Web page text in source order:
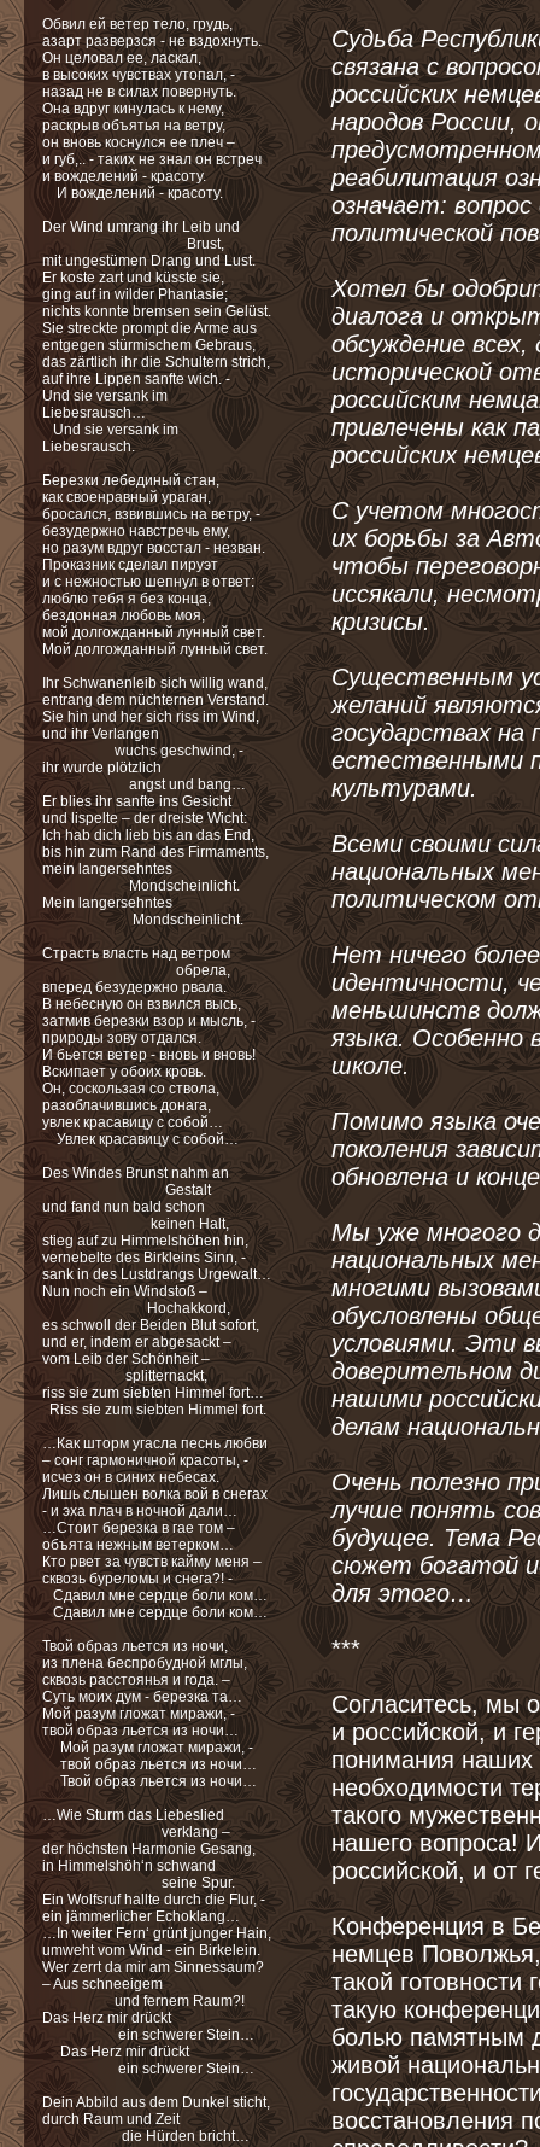
Судьба
связана с
российских
народов России,
реабилитация
означает:
политической
Хотел бы
диалога и
обсуждение
исторической
российским
привлечены как
российских
С учетом
их борьбы за
чтобы
иссякали,
кризисы.
Существенным
желаний
государствах
естественными
культурами.
Всеми своими
национальных
политическом
Нет ничего
идентичности,
меньшинств
языка. Особенно
школе.
Помимо языка
поколения
обновлена и
Мы уже многого
национальных
многими
обусловлены
условиями. Эти
доверительном
нашими
делам
Очень полезно
лучше понять
будущее. Тема
сюжет богатой
для этого…
***
Согласитесь, мы
и российской, и
понимания наших
необходимости
такого
нашего вопроса!
российской, и от
Конференция в
немцев
такой
такую
болью памятным
живой
восстановления
Обвил ей ветер тело, грудь,
азарт разверзся - не вздохнуть.
Он целовал ее, ласкал,
в высоких чувствах утопал, -
назад не в силах повернуть.
Она вдруг кинулась к нему,
раскрыв объятья на ветру,
он вновь коснулся ее плеч –
и губ,.. - таких не знал он встреч
и вожделений - красоту.
И вожделений - красоту.
Der Wind umrang ihr Leib und
Brust,
mit ungestümen Drang und Lust.
Er koste zart und küsste sie,
ging auf in wilder Phantasie;
nichts konnte bremsen sein Gelüst.
Sie streckte prompt die Arme aus
entgegen stürmischem Gebraus,
das zärtlich ihr die Schultern strich,
auf ihre Lippen sanfte wich. -
Und sie versank im
Liebesrausch…
Und sie versank im
Liebesrausch.
Березки лебединый стан,
как своенравный ураган,
бросался, взвившись на ветру, -
безудержно навстречь ему,
но разум вдруг восстал - незван.
Проказник сделал пируэт
и с нежностью шепнул в ответ:
люблю тебя я без конца,
бездонная любовь моя,
мой долгожданный лунный свет.
Мой долгожданный лунный свет.
Ihr Schwanenleib sich willig wand,
entrang dem nüchternen Verstand.
Sie hin und her sich riss im Wind,
und ihr Verlangen
wuchs geschwind, -
ihr wurde plötzlich
angst und bang…
Er blies ihr sanfte ins Gesicht
und lispelte – der dreiste Wicht:
Ich hab dich lieb bis an das End,
bis hin zum Rand des Firmaments,
mein langersehntes
Mondscheinlicht.
Mein langersehntes
Mondscheinlicht.
Страсть власть над ветром
обрела,
вперед безудержно рвала.
В небесную он взвился высь,
затмив березки взор и мысль, -
природы зову отдался.
И бьется ветер - вновь и вновь!
Вскипает у обоих кровь.
Он, соскользая со ствола,
разоблачившись донага,
увлек красавицу с собой…
Увлек красавицу с собой…
Des Windes Brunst nahm an
Gestalt
und fand nun bald schon
keinen Halt,
stieg auf zu Himmelshöhen hin,
vernebelte des Birkleins Sinn, -
sank in des Lustdrangs Urgewalt…
Nun noch ein Windstoß –
Hochakkord,
es schwoll der Beiden Blut sofort,
und er, indem er abgesackt –
vom Leib der Schönheit –
splitternackt,
riss sie zum siebten Himmel fort…
Riss sie zum siebten Himmel fort.
…Как шторм угасла песнь любви
– сонг гармоничной красоты, -
исчез он в синих небесах.
Лишь слышен волка вой в снегах
- и эха плач в ночной дали…
…Стоит березка в гае том –
объята нежным ветерком…
Кто рвет за чувств кайму меня –
cквозь буреломы и снега?! -
Сдавил мне сердце боли ком…
Сдавил мне сердце боли ком…
Твой образ льется из ночи,
из плена беспробудной мглы,
cквозь расстоянья и года. –
Cуть моих дум - березка та…
Мой разум гложат миражи, -
твой образ льется из ночи…
Мой разум гложат миражи, -
твой образ льется из ночи…
Твой образ льется из ночи…
…Wie Sturm das Liebeslied
verklang –
der höchsten Harmonie Gesang,
in Himmelshöh‘n schwand
seine Spur.
Ein Wolfsruf hallte durch die Flur, -
ein jämmerlicher Echoklang…
…In weiter Fern‘ grünt junger Hain,
umweht vom Wind - ein Birkelein.
Wer zerrt da mir am Sinnessaum?
– Aus schneeigem
und fernem Raum?!
Das Herz mir drückt
ein schwerer Stein…
Das Herz mir drückt
ein schwerer Stein…
Dein Abbild aus dem Dunkel sticht,
durch Raum und Zeit
die Hürden bricht…